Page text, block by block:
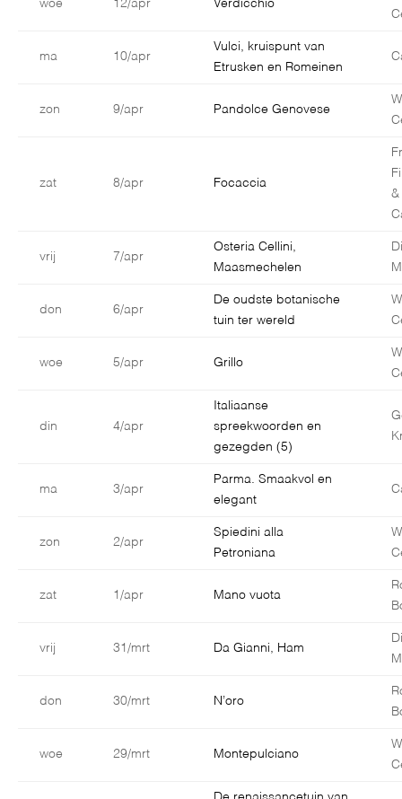
woe 12/apr Verdicchio
ma 10/apr
Vulci, kruispunt van
Etrusken en Romeinen
zon 9/apr Pandolce Genovese
zat 8/apr Focaccia
&
vrij 7/apr
Osteria Cellini,
Maasmechelen
don 6/apr
De oudste botanische
tuin ter wereld
woe 5/apr Grillo
din 4/apr
Italiaanse
spreekwoorden en
gezegden (5)
ma 3/apr
Parma. Smaakvol en
elegant
zon 2/apr
Spiedini alla
Petroniana
zat 1/apr Mano vuota
vrij 31/mrt Da Gianni, Ham
don 30/mrt N’oro
woe 29/mrt Montepulciano